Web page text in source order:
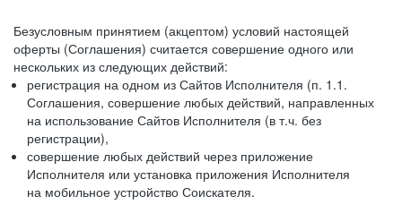
Безусловным принятием (акцептом) условий настоящей
оферты (Соглашения) считается совершение одного или
нескольких из следующих действий:
регистрация на одном из Сайтов Исполнителя (п. 1.1.
Соглашения, совершение любых действий, направленных
на использование Сайтов Исполнителя (в т.ч. без
регистрации),
совершение любых действий через приложение
Исполнителя или установка приложения Исполнителя
на мобильное устройство Соискателя.